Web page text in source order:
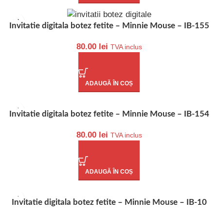
Invitatie digitala botez fetite – Minnie Mouse – IB-155
80.00 lei TVA inclus
ADAUGĂ ÎN COȘ
Invitatie digitala botez fetite – Minnie Mouse – IB-154
80.00 lei TVA inclus
ADAUGĂ ÎN COȘ
Invitatie digitala botez fetite – Minnie Mouse – IB-10